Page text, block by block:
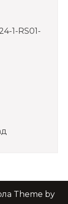
1-RS01-
Theme by